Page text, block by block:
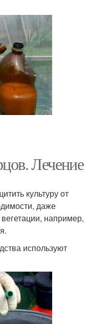
Лечение
культуру от
даже
например,
используют